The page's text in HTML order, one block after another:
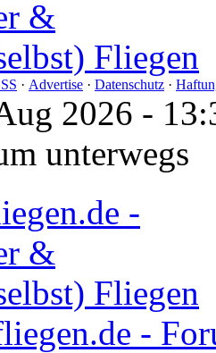
· Advertise · Datenschutz ·
2026 -
unterwegs
-